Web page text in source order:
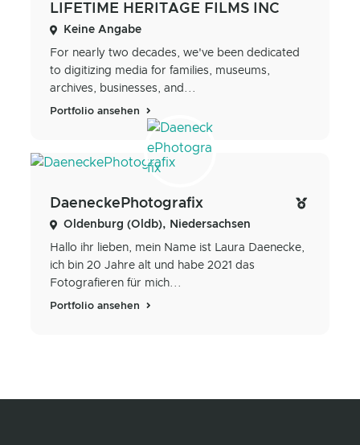
LIFETIME HERITAGE FILMS INC
Keine Angabe
For nearly two decades, we've been dedicated
to digitizing media for families, museums,
archives, businesses, and...
Portfolio ansehen
DaeneckePhotografix
Oldenburg (Oldb), Niedersachsen
Hallo ihr lieben, mein Name ist Laura Daenecke,
ich bin 20 Jahre alt und habe 2021 das
Fotografieren für mich...
Portfolio ansehen